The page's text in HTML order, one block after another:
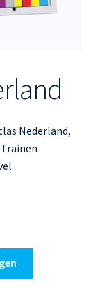
Nederland,